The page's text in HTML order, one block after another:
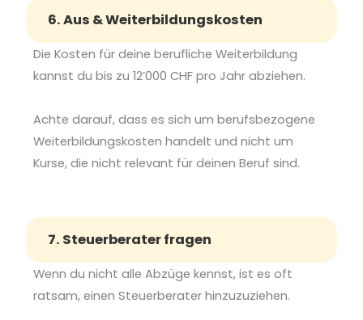
6. Aus & Weiterbildungskosten
Die Kosten für deine berufliche Weiterbildung
kannst du bis zu 12’000 CHF pro Jahr abziehen.
Achte darauf, dass es sich um berufsbezogene
Weiterbildungskosten handelt und nicht um
Kurse, die nicht relevant für deinen Beruf sind.
7. Steuerberater fragen
Wenn du nicht alle Abzüge kennst, ist es oft
ratsam, einen Steuerberater hinzuzuziehen.